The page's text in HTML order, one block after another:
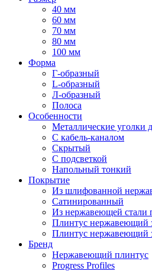
40 мм
60 мм
70 мм
80 мм
100 мм
Форма
Г-образный
L-образный
Л-образный
Полоса
Особенности
Металлические уголки
С кабель-каналом
Скрытый
С подсветкой
Напольный тонкий
Покрытие
Из шлифованной
Сатинированный
Из нержавеющей стали
Плинтус нержавеющий
Плинтус нержавеющий
Бренд
Нержавеющий плинтус
Progress Profiles